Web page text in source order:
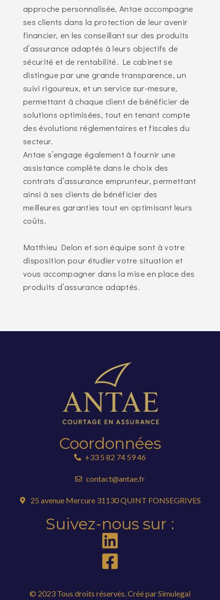
approche personnalisée, Antae accompagne
ses clients dans la protection de leur avenir
financier, en les conseillant sur des produits
d’assurance adaptés à leurs objectifs de
sécurité et de rentabilité. Le cabinet se
distingue par une grande transparence, un
suivi rigoureux, et un service sur-mesure,
permettant à chaque client de bénéficier de
solutions optimisées, tout en tenant compte
des évolutions réglementaires et fiscales du
secteur.
Antae s’engage également à fournir une
assistance complète dans le choix des
contrats d’assurance emprunteur, permettant
ainsi à ses clients de bénéficier des
meilleures garanties tout en optimisant leurs
coûts.
Matthieu Delon et son équipe sont à votre
disposition pour étudier votre situation et
vous accompagner dans la mise en place des
produits d’assurance adaptés.
Coordonnées
+33 5 82 74 59 46
contact@antae.fr
25 avenue Mercure 31130 QUINT FONSEGRIVES
Suivez-nous sur :
© 2023 Tous droits réservés. Créé parSimulegal